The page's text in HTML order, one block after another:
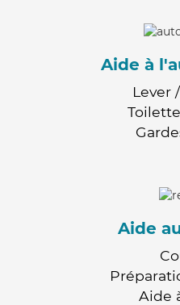
Aide à
Lever
Aide
Aide